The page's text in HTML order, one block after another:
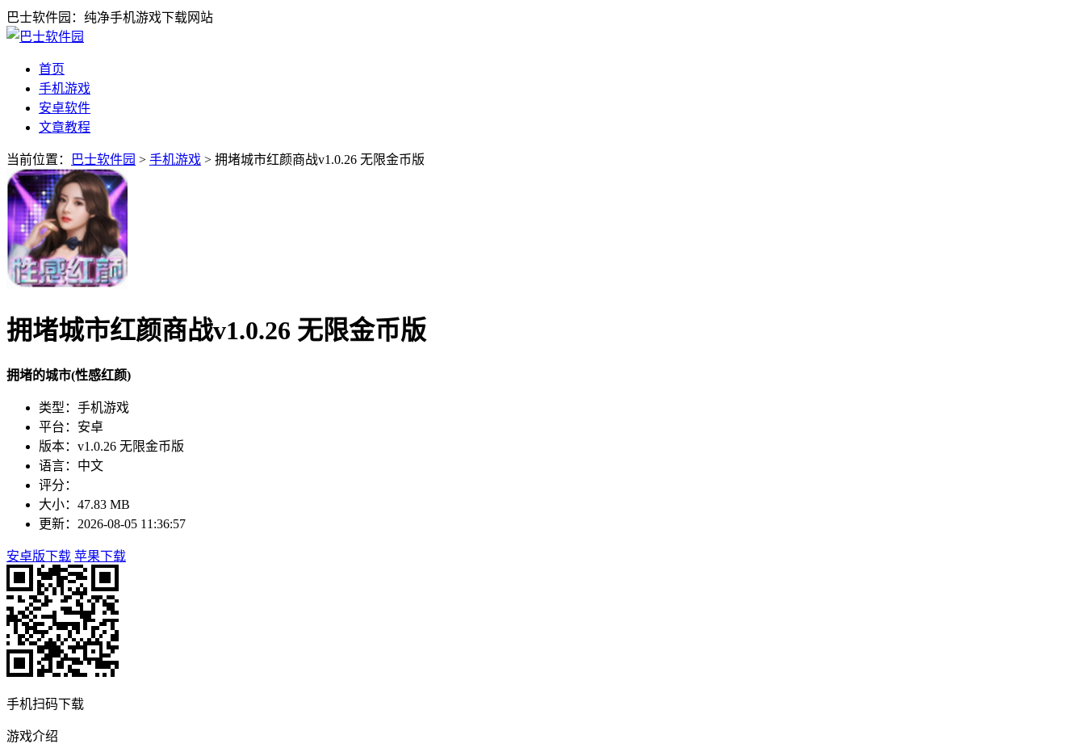
巴士软件园：纯净手机游戏下载网站
首页
手机游戏
安卓软件
文章教程
当前位置： 巴士软件园 > 手机游戏 > 拥堵城市红颜商战v1.0.26 无限金币版
拥堵城市红颜商战v1.0.26 无限金币版
拥堵的城市(性感红颜)
类型：手机游戏
平台：安卓
版本：v1.0.26 无限金币版
语言：中文
评分：
大小：47.83 MB
更新：2026-08-05 11:36:57
安卓版下载 苹果下载
手机扫码下载
游戏介绍